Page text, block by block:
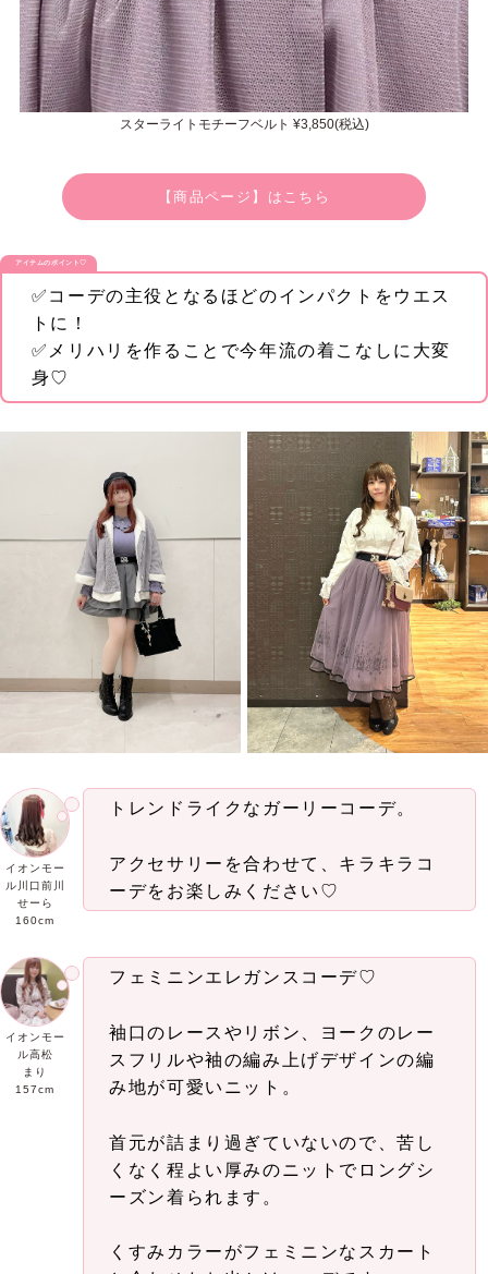
スターライトモチーフベルト ¥3,850(税込)
【商品ページ】はこちら
アイテムのポイント♡
✅コーデの主役となるほどのインパクトをウエス
トに！
✅メリハリを作ることで今年流の着こなしに大変
身♡
イオンモー
ル川口前川
せーら
160cm
トレンドライクなガーリーコーデ。
アクセサリーを合わせて、キラキラコ
ーデをお楽しみください♡
イオンモー
ル高松
まり
157cm
フェミニンエレガンスコーデ♡
袖口のレースやリボン、ヨークのレー
スフリルや袖の編み上げデザインの編
み地が可愛いニット。
首元が詰まり過ぎていないので、苦し
くなく程よい厚みのニットでロングシ
ーズン着られます。
くすみカラーがフェミニンなスカート